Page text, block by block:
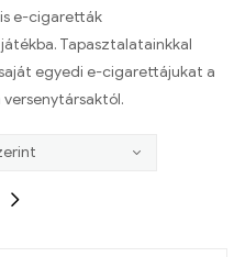
e-cigaretták
Tapasztalatainkkal
egyedi e-cigarettájukat a